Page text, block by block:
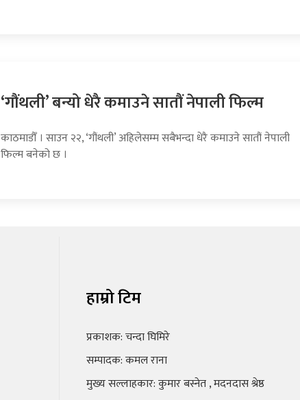
‘गौंथली’ बन्यो धेरै कमाउने सातौं नेपाली फिल्म
काठमाडौँ । साउन २२, ‘गौंथली’ अहिलेसम्म सबैभन्दा धेरै कमाउने सातौं नेपाली
फिल्म बनेको छ ।
हाम्रो टिम
प्रकाशक: चन्दा घिमिरे
सम्पादक: कमल राना
मुख्य सल्लाहकार: कुमार बस्नेत , मदनदास श्रेष्ठ